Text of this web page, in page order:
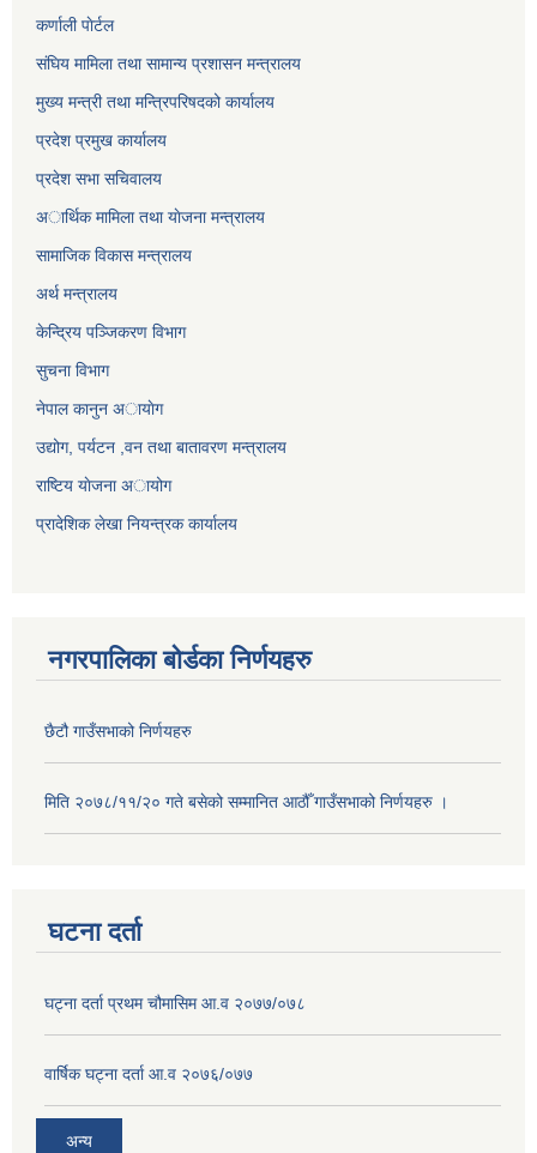
कर्णाली पाेर्टल
संघिय मामिला तथा सामान्य प्रशासन मन्त्रालय
मुख्य मन्त्री तथा मन्त्रिपरिषदको कार्यालय
प्रदेश प्रमुख कार्यालय
प्रदेश सभा सचिवालय
अार्थिक मामिला तथा याेजना मन्त्रालय
सामाजिक विकास मन्त्रालय
अर्थ मन्त्रालय
केन्द्रिय पञ्जिकरण विभाग
सुचना विभाग
नेपाल कानुन अायाेग
उद्योग, पर्यटन ,वन तथा बातावरण मन्त्रालय
राष्टिय याेजना अायोग
प्रादेशिक लेखा नियन्त्रक कार्यालय
नगरपालिका बोर्डका निर्णयहरु
छैटौ गाउँसभाको निर्णयहरु
मिति २०७८/११/२० गते बसेको सम्मानित आठौँ गाउँसभाको निर्णयहरु ।
घटना दर्ता
घट्ना दर्ता प्रथम चौमासिम आ.व २०७७/०७८
वार्षिक घट्ना दर्ता आ.व २०७६/०७७
अन्य